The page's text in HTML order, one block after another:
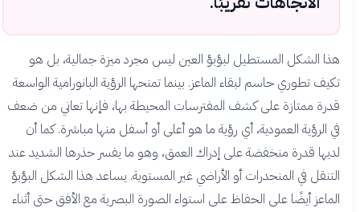
هذا الشكل المستطيل لبؤبؤ العين ليس مجرد ميزة جمالية، بل هو
تكيف تطوري حاسم لبقاء الماعز. بينما تمنحها الرؤية البانورامية الواسعة
قدرة ممتازة على كشف المفترسات المحيطة بها، فإنها تعاني من ضعف
في الرؤية العمودية، أي رؤية ما هو أعلى أو أسفل منها مباشرة. كما أن
لديها قدرة منخفضة على إدراك العمق، وهو ما يفسر حذرها الشديد عند
التنقل في المنحدرات أو الأراضي غير المستوية. يساعد هذا الشكل البؤبؤ
الماعز أيضًا على الحفاظ على استواء الصورة البصرية مع الأفق حتى أثناء